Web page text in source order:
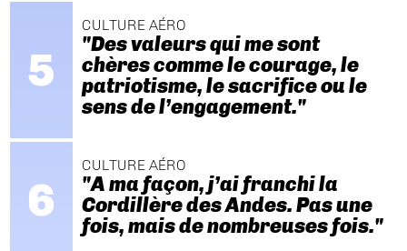
CULTURE AÉRO
"Des valeurs qui me sont
chères comme le courage, le
patriotisme, le sacrifice ou le
sens de l’engagement."
CULTURE AÉRO
"A ma façon, j’ai franchi la
Cordillère des Andes. Pas une
fois, mais de nombreuses fois."